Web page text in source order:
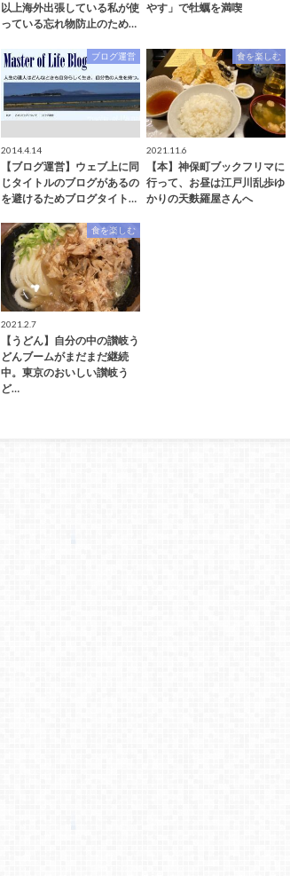
以上海外出張している私が使
っている忘れ物防止のため…
やす」で牡蠣を満喫
ブログ運営
2014.4.14
【ブログ運営】ウェブ上に同
じタイトルのブログがあるの
を避けるためブログタイト…
食を楽しむ
2021.11.6
【本】神保町ブックフリマに
行って、お昼は江戸川乱歩ゆ
かりの天麩羅屋さんへ
食を楽しむ
2021.2.7
【うどん】自分の中の讃岐う
どんブームがまだまだ継続
中。東京のおいしい讃岐う
ど…